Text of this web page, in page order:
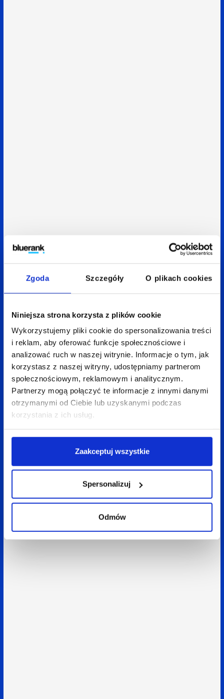
Zgoda Szczegóły O plikach cookies
Niniejsza strona korzysta z plików cookie
Wykorzystujemy pliki cookie do spersonalizowania treści
i reklam, aby oferować funkcje społecznościowe i
analizować ruch w naszej witrynie. Informacje o tym, jak
korzystasz z naszej witryny, udostępniamy partnerom
społecznościowym, reklamowym i analitycznym.
Partnerzy mogą połączyć te informacje z innymi danymi
otrzymanymi od Ciebie lub uzyskanymi podczas
korzystania z ich usług.
Zaakceptuj wszystkie
Spersonalizuj
Odmów